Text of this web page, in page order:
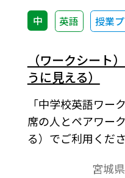
中 英語 授業
（ワークシー
うに見える）
「中学校英語ワー
席の人とペアワー
る）でご利用くだ
に相手がどんな英
宮城